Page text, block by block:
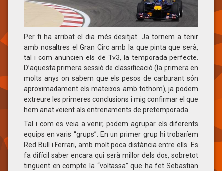
Per fi ha arribat el dia més desitjat. Ja tornem a tenir
amb nosaltres el Gran Circ amb la que pinta que serà,
tal i com anuncien els de Tv3, la temporada perfecte.
D’aquesta primera sessió de classificació (la primera en
molts anys on sabem que els pesos de carburant són
aproximadament els mateixos amb tothom), ja podem
extreure les primeres conclusions i mig confirmar el que
hem anat veient als entrenaments de pretemporada.
Tal i com es veia a venir, podem agrupar els diferents
equips en varis “grups”. En un primer grup hi trobaríem
Red Bull i Ferrari, amb molt poca distància entre ells. Es
fa difícil saber encara qui serà millor dels dos, sobretot
tinguent en compte la “voltassa” que ha fet Sebastian